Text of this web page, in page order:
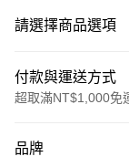
請選擇商品選項
付款與運送方式
超取滿NT$1,000免
信用卡一次付款
品牌